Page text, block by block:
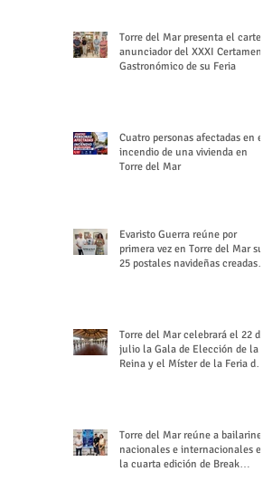
Torre del Mar presenta el cartel
anunciador del XXXI Certamen
Gastronómico de su Feria
Cuatro personas afectadas en el
incendio de una vivienda en
Torre del Mar
Evaristo Guerra reúne por
primera vez en Torre del Mar sus
25 postales navideñas creadas
Torre del Mar celebrará el 22 de
julio la Gala de Elección de la
Reina y el Míster de la Feria de
Torre del Mar reúne a bailarines
nacionales e internacionales en
la cuarta edición de Break